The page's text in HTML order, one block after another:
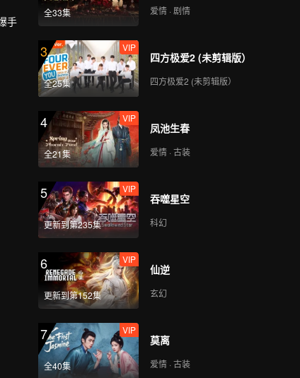
手
全33集 爱情 · 剧情
3
全25集
VIP
四方极爱2 (未剪辑版）
四方极爱2 (未剪辑版）
4
全21集
VIP
凤池生春
爱情 · 古装
5
更新到第235集
VIP
吞噬星空
科幻
6
更新到第152集
VIP
仙逆
玄幻
7
全40集
VIP
莫离
爱情 · 古装